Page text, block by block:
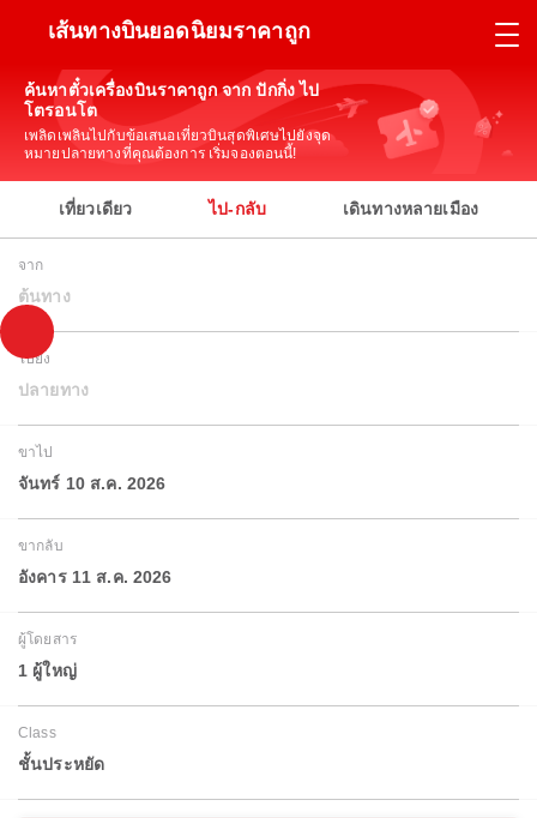
เส้นทางบินยอดนิยมราคาถูก
ค้นหาตั๋วเครื่องบินราคาถูก จาก ปักกิ่ง ไป
โตรอนโต
เพลิดเพลินไปกับข้อเสนอเที่ยวบินสุดพิเศษไปยังจุด
หมายปลายทางที่คุณต้องการ เริ่มจองตอนนี้!
เที่ยวเดียว ไป-กลับ เดินทางหลายเมือง
จาก
ต้นทาง
ไปยัง
ปลายทาง
ขาไป
จันทร์ 10 ส.ค. 2026
ขากลับ
อังคาร 11 ส.ค. 2026
ผู้โดยสาร
1 ผู้ใหญ่
Class
ชั้นประหยัด